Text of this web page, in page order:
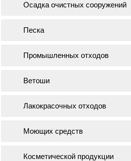
Осадка очистных сооружений
Песка
Промышленных отходов
Ветоши
Лакокрасочных отходов
Моющих средств
Косметической продукции